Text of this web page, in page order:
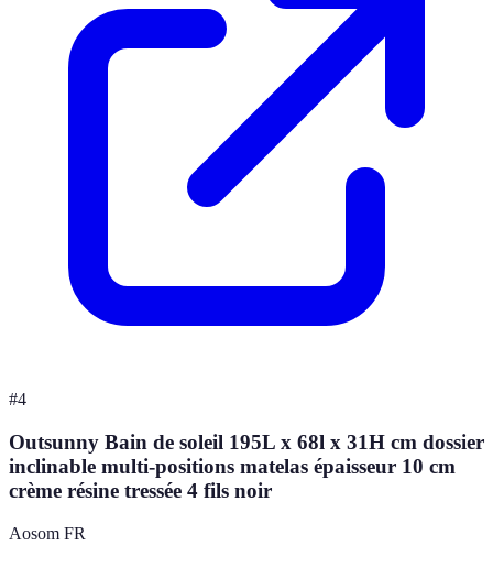
#4
Outsunny Bain de soleil 195L x 68l x 31H cm dossier
inclinable multi-positions matelas épaisseur 10 cm
crème résine tressée 4 fils noir
Aosom FR